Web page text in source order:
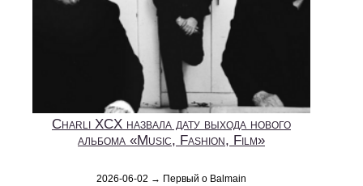
Charli XCX назвала дату выхода нового
альбома «Music, Fashion, Film»
2026-06-02 → Первый о Balmain